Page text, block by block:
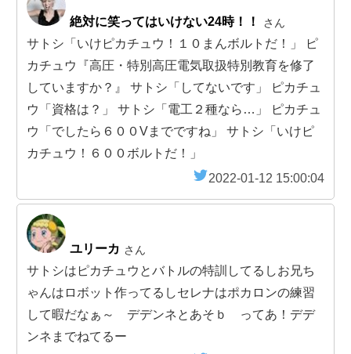
絶対に笑ってはいけない24時！！ さん
サトシ「いけピカチュウ！１０まんボルトだ！」 ピ
カチュウ『高圧・特別高圧電気取扱特別教育を修了
していますか？』 サトシ「してないです」 ピカチュ
ウ「資格は？」 サトシ「電工２種なら…」 ピカチュ
ウ「でしたら６００Vまでですね」 サトシ「いけピ
カチュウ！６００ボルトだ！」
2022-01-12 15:00:04
ユリーカ さん
サトシはピカチュウとバトルの特訓してるしお兄ち
ゃんはロボット作ってるしセレナはポカロンの練習
して暇だなぁ～ デデンネとあそｂ ってあ！デデ
ンネまでねてるー